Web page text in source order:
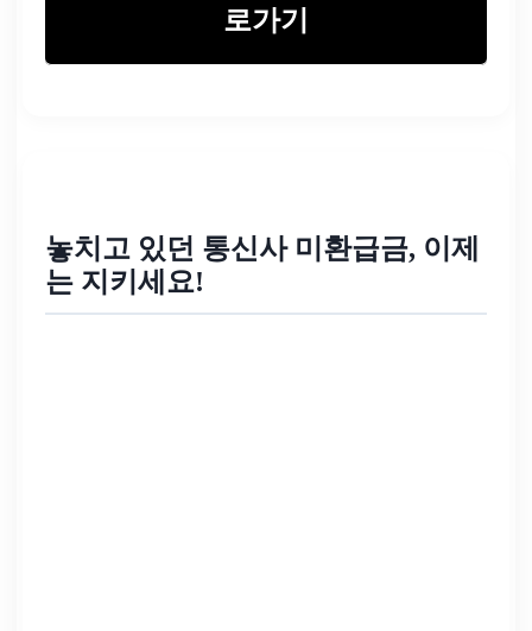
로가기
놓치고 있던 통신사 미환급금, 이제
는 지키세요!